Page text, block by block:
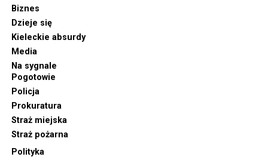
Biznes
Dzieje się
Kieleckie absurdy
Media
Na sygnale
Pogotowie
Policja
Prokuratura
Straż miejska
Straż pożarna
Polityka